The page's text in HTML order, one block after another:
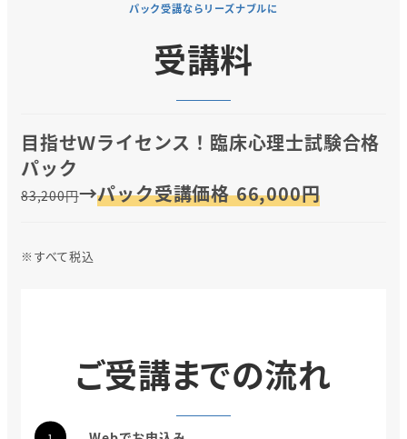
パック受講ならリーズナブルに
受講料
目指せＷライセンス！臨床心理士試験合格
パック
83,200円→パック受講価格 66,000円
※すべて税込
ご受講までの流れ